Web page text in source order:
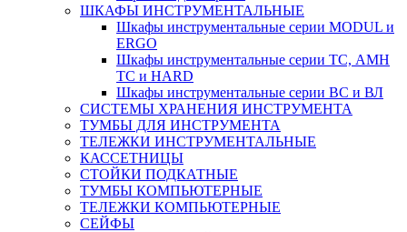
ШКАФЫ ИНСТРУМЕНТАЛЬНЫЕ
Шкафы инструментальные серии MODUL и
ERGO
Шкафы инструментальные серии ТС, АМН
ТС и HARD
Шкафы инструментальные серии ВС и ВЛ
СИСТЕМЫ ХРАНЕНИЯ ИНСТРУМЕНТА
ТУМБЫ ДЛЯ ИНСТРУМЕНТА
ТЕЛЕЖКИ ИНСТРУМЕНТАЛЬНЫЕ
КАССЕТНИЦЫ
СТОЙКИ ПОДКАТНЫЕ
ТУМБЫ КОМПЬЮТЕРНЫЕ
ТЕЛЕЖКИ КОМПЬЮТЕРНЫЕ
СЕЙФЫ